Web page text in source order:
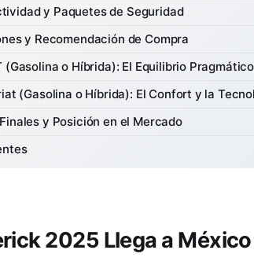
y Paquetes de Seguridad
y Recomendación de Compra
(Gasolina o Híbrida): El Equilibrio Pragmático
(Gasolina o Híbrida): El Confort y la
y Posición en el Mercado
2025 Llega a